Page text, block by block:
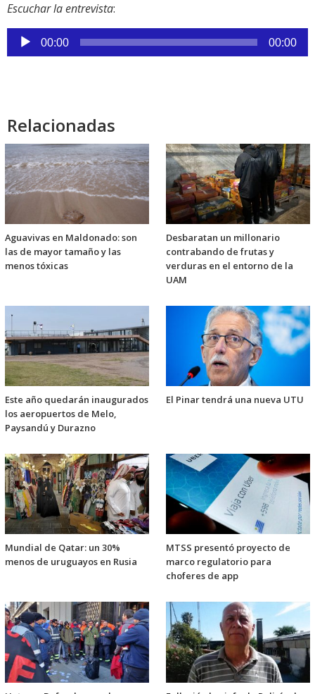
Escuchar la entrevista:
Reproductor
de
00:00 00:00
Relacionadas
Aguavivas en Maldonado: son
las de mayor tamaño y las
menos tóxicas
Desbaratan un millonario
contrabando de frutas y
verduras en el entorno de la
UAM
Este año quedarán inaugurados
los aeropuertos de Melo,
Paysandú y Durazno
El Pinar tendrá una nueva UTU
Mundial de Qatar: un 30%
menos de uruguayos en Rusia
MTSS presentó proyecto de
marco regulatorio para
choferes de app